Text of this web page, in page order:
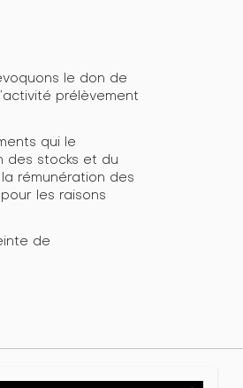
le don de
prélèvement
qui le
des stocks et du
rémunération des
les raisons
de